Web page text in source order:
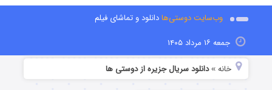
وب‌سایت دوستی‌هادانلود و تماشای فیلم
جمعه ۱۶ مرداد ۱۴۰۵
خانه »دانلود سریال جزیره از دوستی ها